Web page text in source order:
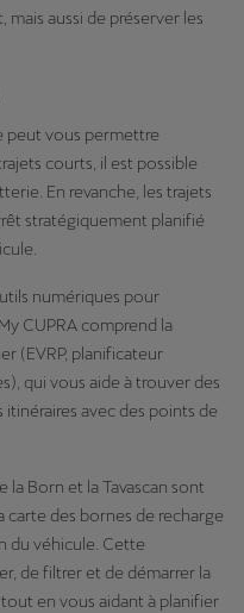
aussi de préserver les
peut vous permettre
courts, il est possible
En revanche, les trajets
stratégiquement planifié
numériques pour
CUPRA comprend la
(EVRP, planificateur
qui vous aide à trouver des
avec des points de
la Born et la Tavascan sont
carte des bornes de recharge
du véhicule. Cette
de filtrer et de démarrer la
en vous aidant à planifier